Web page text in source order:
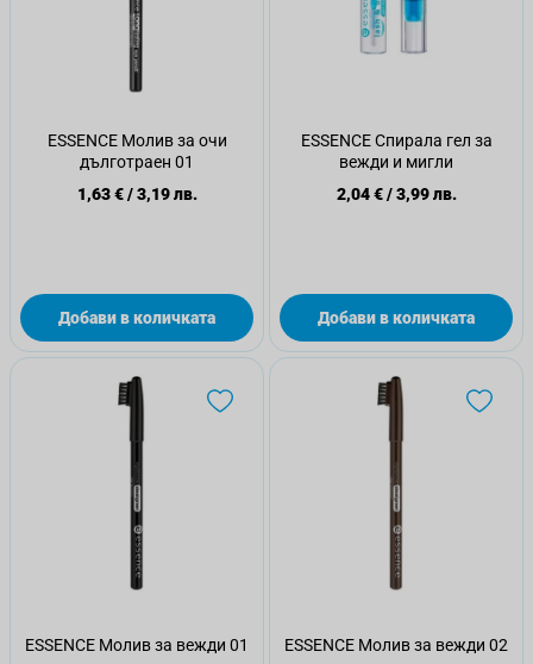
ESSENCE Молив за очи
дълготраен 01
1,63 €/3,19 лв.
Добави в количката
ESSENCE Спирала гел за
вежди и мигли
2,04 €/3,99 лв.
Добави в количката
ESSENCE Молив за вежди 01 ESSENCE Молив за вежди 02